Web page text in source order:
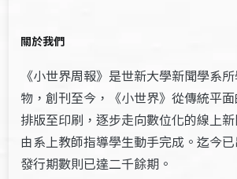
關於我們
《小世界周報》是世新大學新聞學系
物，創刊至今，《小世界》從傳統平面
排版至印刷，逐步走向數位化的線上
由系上教師指導學生動手完成。迄今已
發行期數則已達二千餘期。